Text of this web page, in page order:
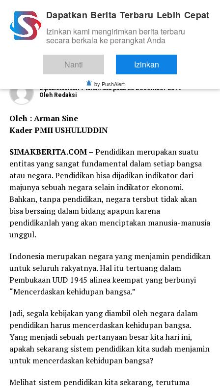
OPINI
Menelaah Kebijakan Penghapusan
Ujian Nasional
Dipublikasikan 7 tahun lalu pada 20 Desember 2019
Oleh Redaksi
Oleh : Arman Sine
Kader PMII USHULUDDIN
SIMAKBERITA.COM – Pendidikan merupakan suatu
entitas yang sangat fundamental dalam setiap bangsa
atau negara. Pendidikan bisa dijadikan indikator dari
majunya sebuah negara selain indikator ekonomi.
Bahkan, tanpa pendidikan, negara tersbut tidak akan
bisa bersaing dalam bidang apapun karena
pendidikanlah yang akan menciptakan manusia-manusia
unggul.
Indonesia merupakan negara yang menjamin pendidikan
untuk seluruh rakyatnya. Hal itu tertuang dalam
Pembukaan UUD 1945 alinea keempat yang berbunyi
“Mencerdaskan kehidupan bangsa.”
Jadi, segala kebijakan yang diambil oleh negara dalam
pendidikan harus mencerdaskan kehidupan bangsa.
Yang menjadi sebuah pertanyaan besar kita hari ini,
apakah sekarang sistem pendidikan kita sudah menjamin
untuk mencerdaskan kehidupan bangsa?
Melihat sistem pendidikan kita sekarang, terutuma
Dapatkan Berita Terbaru Lebih Cepat
Izinkan kami mengirimkan berita terbaru
secara berkala ke perangkat Anda
Nanti Izinkan
by PushAlert